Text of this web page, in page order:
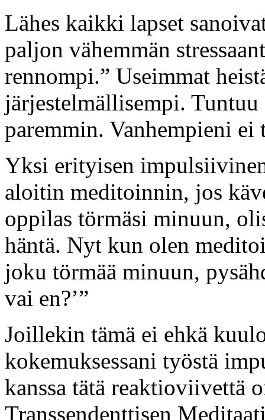
Lähes kaikki lapset
paljon vähemmän
rennompi.” Useimmat
järjestelmällisempi.
paremmin. Vanhempieni ei
Yksi erityisen
aloitin meditoinnin, jos
oppilas törmäsi minuun,
häntä. Nyt kun olen
joku törmää minuun,
vai en?’”
Joillekin tämä ei ehkä
kokemuksessani työstä
kanssa tätä reaktioviivettä
Transsendenttisen